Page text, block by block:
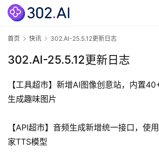
讯
页
3
0
2
.
官
首页 快讯 302.AI-25.5.12更新日志
302.AI-25.5.12更新日志
【工具超市】新增AI图像创意站，内置
生成趣味图片
【API超市】音频生成新增统一接口，使
家TTS模型